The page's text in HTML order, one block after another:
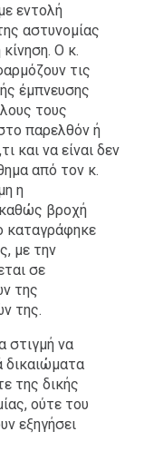
εντολή
αστυνομίας
κίνηση. Ο κ.
τις
έμπνευσης
τους
παρελθόν ή
και να είναι δεν
από τον κ.
η
βροχή
καταγράφηκε
με την
σε
της
της.
στιγμή να
δικαιώματα
της δικής
ούτε του
εξηγήσει